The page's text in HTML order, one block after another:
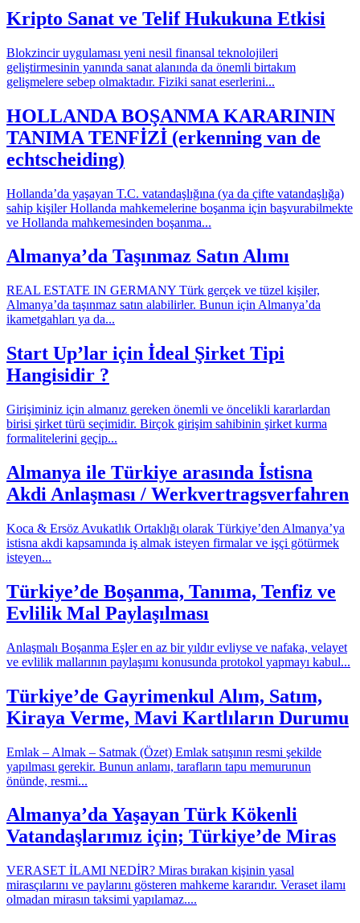
Kripto Sanat ve Telif Hukukuna Etkisi
Blokzincir uygulaması yeni nesil finansal teknolojileri
geliştirmesinin yanında sanat alanında da önemli birtakım
gelişmelere sebep olmaktadır. Fiziki sanat eserlerini...
HOLLANDA BOŞANMA KARARININ
TANIMA TENFİZİ (erkenning van de
echtscheiding)
Hollanda’da yaşayan T.C. vatandaşlığına (ya da çifte vatandaşlığa)
sahip kişiler Hollanda mahkemelerine boşanma için başvurabilmekte
ve Hollanda mahkemesinden boşanma...
Almanya’da Taşınmaz Satın Alımı
REAL ESTATE IN GERMANY Türk gerçek ve tüzel kişiler,
Almanya’da taşınmaz satın alabilirler. Bunun için Almanya’da
ikametgahları ya da...
Start Up’lar için İdeal Şirket Tipi
Hangisidir ?
Girişiminiz için almanız gereken önemli ve öncelikli kararlardan
birisi şirket türü seçimidir. Birçok girişim sahibinin şirket kurma
formalitelerini geçip...
Almanya ile Türkiye arasında İstisna
Akdi Anlaşması / Werkvertragsverfahren
Koca & Ersöz Avukatlık Ortaklığı olarak Türkiye’den Almanya’ya
istisna akdi kapsamında iş almak isteyen firmalar ve işçi götürmek
isteyen...
Türkiye’de Boşanma, Tanıma, Tenfiz ve
Evlilik Mal Paylaşılması
Anlaşmalı Boşanma Eşler en az bir yıldır evliyse ve nafaka, velayet
ve evlilik mallarının paylaşımı konusunda protokol yapmayı kabul...
Türkiye’de Gayrimenkul Alım, Satım,
Kiraya Verme, Mavi Kartlıların Durumu​
Emlak – Almak – Satmak (Özet) Emlak satışının resmi şekilde
yapılması gerekir. Bunun anlamı, tarafların tapu memurunun
önünde, resmi...
Almanya’da Yaşayan Türk Kökenli
Vatandaşlarımız için; Türkiye’de Miras
VERASET İLAMI NEDİR? Miras bırakan kişinin yasal
mirasçılarını ve paylarını gösteren mahkeme kararıdır. Veraset ilamı
olmadan mirasın taksimi yapılamaz....